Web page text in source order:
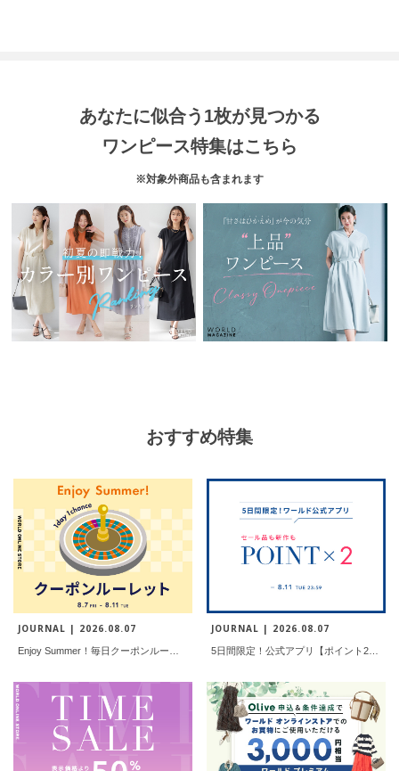
あなたに似合う1枚が見つかる
ワンピース特集はこちら
※対象外商品も含まれます
おすすめ特集
JOURNAL | 2026.08.07 JOURNAL | 2026.08.07